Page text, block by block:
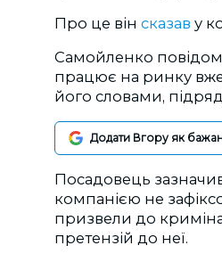
Про це він сказав у
Самойленко
працює на ринку вже
його словами,
Додати Вгору як
Посадовець
компанією не
призвели до
претензій до неї.